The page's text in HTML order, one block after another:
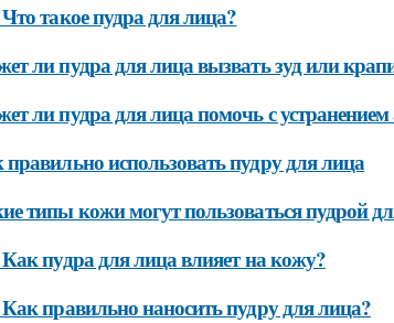
такое пудра для лица?
ли пудра для лица вызвать зуд или
ли пудра для лица помочь с устранением
использовать пудру для лица
типы кожи могут пользоваться пудрой
пудра для лица влияет на кожу?
правильно наносить пудру для лица?